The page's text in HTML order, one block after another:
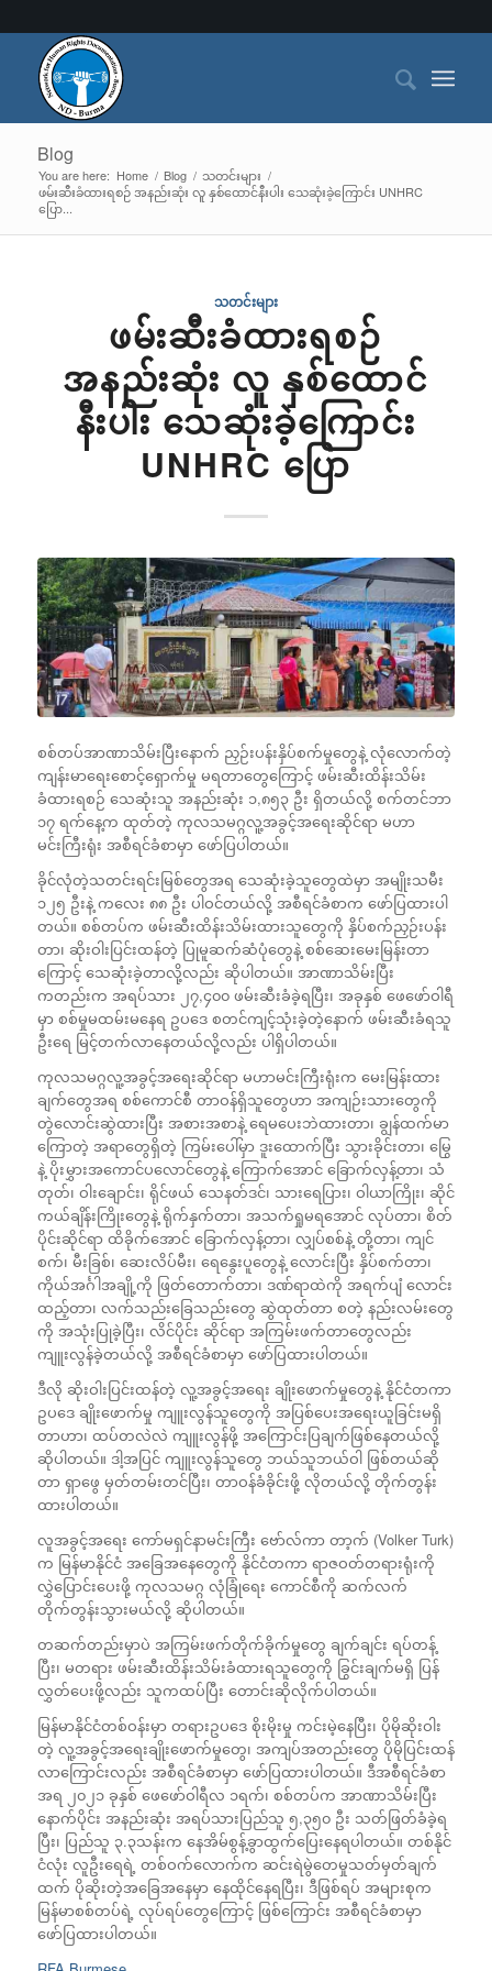
Blog
You are here: Home / Blog / သတင်းများ /
ဖမ်းဆီးခံထားရစဉ် အနည်းဆုံး လူ နှစ်ထောင်နီးပါး သေဆုံးခဲ့ကြောင်း UNHRC
ပြော...
သတင်းများ
ဖမ်းဆီးခံထားရစဉ်
အနည်းဆုံး လူ နှစ်ထောင်
နီးပါး သေဆုံးခဲ့ကြောင်း
UNHRC ပြော
စစ်တပ်အာဏာသိမ်းပြီးနောက် ညှဉ်းပန်းနှိပ်စက်မှုတွေနဲ့ လုံလောက်တဲ့
ကျန်းမာရေးစောင့်ရှောက်မှု မရတာတွေကြောင့် ဖမ်းဆီးထိန်းသိမ်း
ခံထားရစဉ် သေဆုံးသူ အနည်းဆုံး ၁,၈၅၃ ဦး ရှိတယ်လို့ စက်တင်ဘာ
၁၇ ရက်နေ့က ထုတ်တဲ့ ကုလသမဂ္ဂလူ့အခွင့်အရေးဆိုင်ရာ မဟာ
မင်းကြီးရုံး အစီရင်ခံစာမှာ ဖော်ပြပါတယ်။
ခိုင်လုံတဲ့သတင်းရင်းမြစ်တွေအရ သေဆုံးခဲ့သူတွေထဲမှာ အမျိုးသမီး
၁၂၅ ဦးနဲ့ ကလေး ၈၈ ဦး ပါဝင်တယ်လို့ အစီရင်ခံစာက ဖော်ပြထားပါ
တယ်။ စစ်တပ်က ဖမ်းဆီးထိန်းသိမ်းထားသူတွေကို နှိပ်စက်ညှဉ်းပန်း
တာ၊ ဆိုးဝါးပြင်းထန်တဲ့ ပြုမူဆက်ဆံပုံတွေနဲ့ စစ်ဆေးမေးမြန်းတာ
ကြောင့် သေဆုံးခဲ့တာလို့လည်း ဆိုပါတယ်။ အာဏာသိမ်းပြီး
ကတည်းက အရပ်သား ၂၇,၄၀၀ ဖမ်းဆီးခံခဲ့ရပြီး၊ အခုနှစ် ဖေဖော်ဝါရီ
မှာ စစ်မှုမထမ်းမနေရ ဥပဒေ စတင်ကျင့်သုံးခဲ့တဲ့နောက် ဖမ်းဆီးခံရသူ
ဦးရေ မြင့်တက်လာနေတယ်လို့လည်း ပါရှိပါတယ်။
ကုလသမဂ္ဂလူ့အခွင့်အရေးဆိုင်ရာ မဟာမင်းကြီးရုံးက မေးမြန်းထား
ချက်တွေအရ စစ်ကောင်စီ တာဝန်ရှိသူတွေဟာ အကျဉ်းသားတွေကို
တွဲလောင်းဆွဲထားပြီး အစားအစာနဲ့ ရေမပေးဘဲထားတာ၊ ချွန်ထက်မာ
ကြောတဲ့ အရာတွေရှိတဲ့ ကြမ်းပေါ်မှာ ဒူးထောက်ပြီး သွားခိုင်းတာ၊ မြွေ
နဲ့ ပိုးမွှားအကောင်ပလောင်တွေနဲ့ ကြောက်အောင် ခြောက်လှန့်တာ၊ သံ
တုတ်၊ ဝါးချောင်း၊ ရိုင်ဖယ် သေနတ်ဒင်၊ သားရေပြား၊ ဝါယာကြိုး၊ ဆိုင်
ကယ်ချိန်းကြိုးတွေနဲ့ ရိုက်နှက်တာ၊ အသက်ရှုမရအောင် လုပ်တာ၊ စိတ်
ပိုင်းဆိုင်ရာ ထိခိုက်အောင် ခြောက်လှန့်တာ၊ လျှပ်စစ်နဲ့ တို့တာ၊ ကျင်
စက်၊ မီးခြစ်၊ ဆေးလိပ်မီး၊ ရေနွေးပူတွေနဲ့ လောင်းပြီး နှိပ်စက်တာ၊
ကိုယ်အင်္ဂါအချို့ကို ဖြတ်တောက်တာ၊ ဒဏ်ရာထဲကို အရက်ပျံ လောင်း
ထည့်တာ၊ လက်သည်းခြေသည်းတွေ ဆွဲထုတ်တာ စတဲ့ နည်းလမ်းတွေ
ကို အသုံးပြုခဲ့ပြီး၊ လိင်ပိုင်း ဆိုင်ရာ အကြမ်းဖက်တာတွေလည်း
ကျူးလွန်ခဲ့တယ်လို့ အစီရင်ခံစာမှာ ဖော်ပြထားပါတယ်။
ဒီလို ဆိုးဝါးပြင်းထန်တဲ့ လူ့အခွင့်အရေး ချိုးဖောက်မှုတွေနဲ့ နိုင်ငံတကာ
ဥပဒေ ချိုးဖောက်မှု ကျူးလွန်သူတွေကို အပြစ်ပေးအရေးယူခြင်းမရှိ
တာဟာ၊ ထပ်တလဲလဲ ကျူးလွန်ဖို့ အကြောင်းပြချက်ဖြစ်နေတယ်လို့
ဆိုပါတယ်။ ဒါ့အပြင် ကျူးလွန်သူတွေ ဘယ်သူဘယ်ဝါ ဖြစ်တယ်ဆို
တာ ရှာဖွေ မှတ်တမ်းတင်ပြီး၊ တာဝန်ခံခိုင်းဖို့ လိုတယ်လို့ တိုက်တွန်း
ထားပါတယ်။
လူအခွင့်အရေး ကော်မရှင်နာမင်းကြီး ဗော်လ်ကာ တာ့က် (Volker Turk)
က မြန်မာနိုင်ငံ အခြေအနေတွေကို နိုင်ငံတကာ ရာဇဝတ်တရားရုံးကို
လွှဲပြောင်းပေးဖို့ ကုလသမဂ္ဂ လုံခြုံရေး ကောင်စီကို ဆက်လက်
တိုက်တွန်းသွားမယ်လို့ ဆိုပါတယ်။
တဆက်တည်းမှာပဲ အကြမ်းဖက်တိုက်ခိုက်မှုတွေ ချက်ချင်း ရပ်တန့်
ပြီး၊ မတရား ဖမ်းဆီးထိန်းသိမ်းခံထားရသူတွေကို ခြွင်းချက်မရှိ ပြန်
လွှတ်ပေးဖို့လည်း သူကထပ်ပြီး တောင်းဆိုလိုက်ပါတယ်။
မြန်မာနိုင်ငံတစ်ဝန်းမှာ တရားဥပဒေ စိုးမိုးမှု ကင်းမဲ့နေပြီး၊ ပိုမိုဆိုးဝါး
တဲ့ လူ့အခွင့်အရေးချိုးဖောက်မှုတွေ၊ အကျပ်အတည်းတွေ ပိုမိုပြင်းထန်
လာကြောင်းလည်း အစီရင်ခံစာမှာ ဖော်ပြထားပါတယ်။ ဒီအစီရင်ခံစာ
အရ ၂၀၂၁ ခုနှစ် ဖေဖော်ဝါရီလ ၁ရက်၊ စစ်တပ်က အာဏာသိမ်းပြီး
နောက်ပိုင်း အနည်းဆုံး အရပ်သားပြည်သူ ၅,၃၅၀ ဦး သတ်ဖြတ်ခံခဲ့ရ
ပြီး၊ ပြည်သူ ၃.၃သန်းက နေအိမ်စွန့်ခွာထွက်ပြေးနေရပါတယ်။ တစ်နိုင်
ငံလုံး လူဦးရေရဲ့ တစ်ဝက်လောက်က ဆင်းရဲမွဲတေမှုသတ်မှတ်ချက်
ထက် ပိုဆိုးတဲ့အခြေအနေမှာ နေထိုင်နေရပြီး၊ ဒီဖြစ်ရပ် အများစုက
မြန်မာစစ်တပ်ရဲ့ လုပ်ရပ်တွေကြောင့် ဖြစ်ကြောင်း အစီရင်ခံစာမှာ
ဖော်ပြထားပါတယ်။